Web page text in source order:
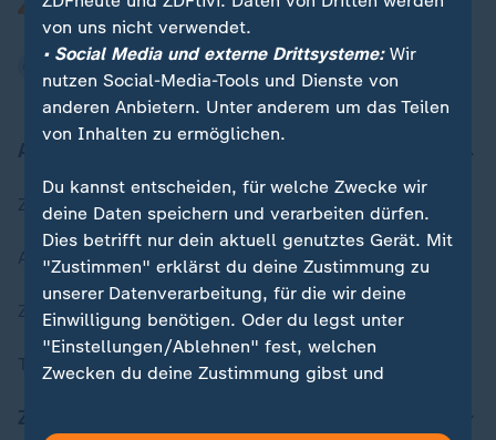
Zuletzt veröffentlicht
Aktuelle Sendungs-Videos
ZDFheute Stories
Themen im Überblick
von uns nicht verwendet.
• Social Media und externe Drittsysteme:Wir
nutzen Social-Media-Tools und Dienste von
anderen Anbietern. Unter anderem um das Teilen
von Inhalten zu ermöglichen.
Du kannst entscheiden, für welche Zwecke wir
deine Daten speichern und verarbeiten dürfen.
Dies betrifft nur dein aktuell genutztes Gerät. Mit
"Zustimmen" erklärst du deine Zustimmung zu
unserer Datenverarbeitung, für die wir deine
Einwilligung benötigen. Oder du legst unter
"Einstellungen/Ablehnen" fest, welchen
Zwecken du deine Zustimmung gibst und